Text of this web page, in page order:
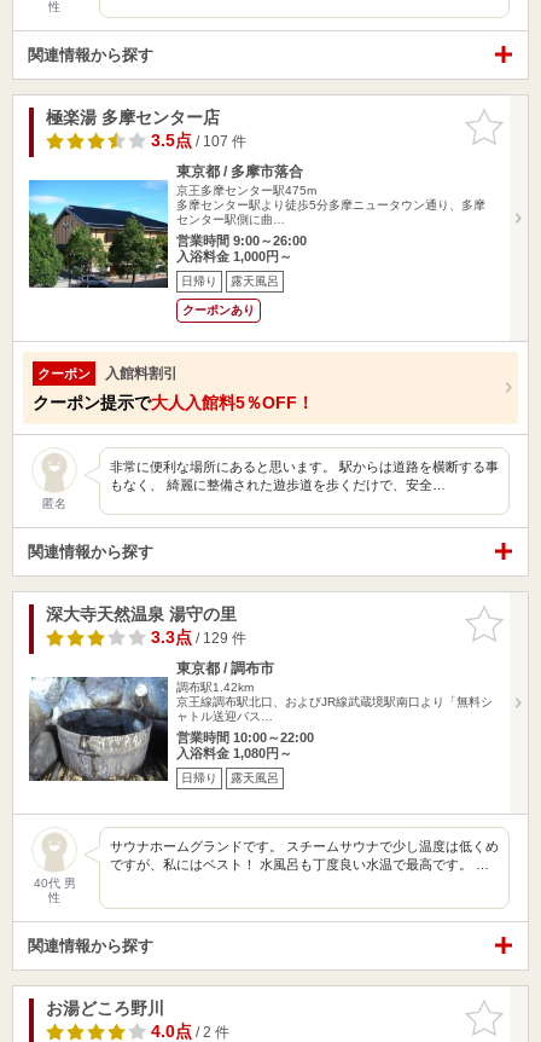
性
関連情報から探す
お気に入
りに追加
極楽湯 多摩センター店
3.5点/ 107 件
東京都 / 多摩市落合
京王多摩センター駅475m
多摩センター駅より徒歩5分多摩ニュータウン通り、多摩
センター駅側に曲…
営業時間 9:00～26:00
入浴料金 1,000円～
日帰り 露天風呂
クーポンあり
クーポン 入館料割引
クーポン提示で大人入館料5％OFF！
匿名
非常に便利な場所にあると思います。 駅からは道路を横断する事
もなく、 綺麗に整備された遊歩道を歩くだけで、安全…
関連情報から探す
お気に入
りに追加
深大寺天然温泉 湯守の里
3.3点/ 129 件
東京都 / 調布市
調布駅1.42km
京王線調布駅北口、およびJR線武蔵境駅南口より「無料シ
ャトル送迎バス…
営業時間 10:00～22:00
入浴料金 1,080円～
日帰り 露天風呂
40代 男
性
サウナホームグランドです。 スチームサウナで少し温度は低くめ
ですが、私にはベスト！ 水風呂も丁度良い水温で最高です。 …
関連情報から探す
お気に入
りに追加
お湯どころ野川
4.0点/ 2 件